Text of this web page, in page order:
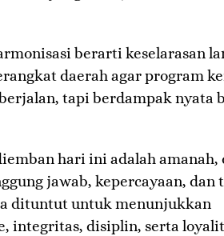
berarti keselarasan
daerah agar program
tapi berdampak nyata
hari ini adalah amanah,
jawab, kepercayaan, dan
dituntut untuk menunjukkan
integritas, disiplin, serta